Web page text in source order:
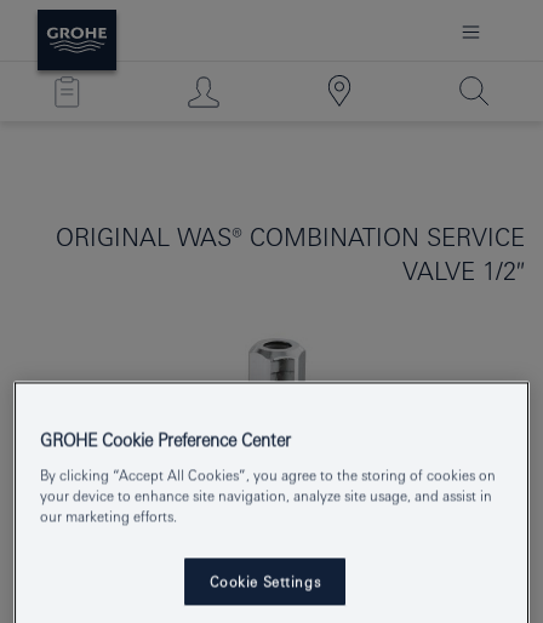
ORIGINAL WAS® COMBINATION SERVICE
VALVE 1/2″
GROHE Cookie Preference Center
By clicking “Accept All Cookies”, you agree to the storing of cookies on
your device to enhance site navigation, analyze site usage, and assist in
our marketing efforts.
Cookie Settings